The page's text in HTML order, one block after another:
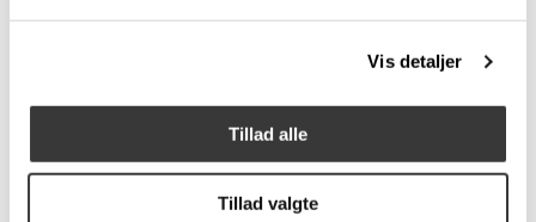
Vis detaljer
Tillad alle
Tillad valgte
-30%
Theca Sini Lænestol &
-33%
Time Out lænestol og
fodskammel med
sortbejdset egeskal
14.999,00 DKK